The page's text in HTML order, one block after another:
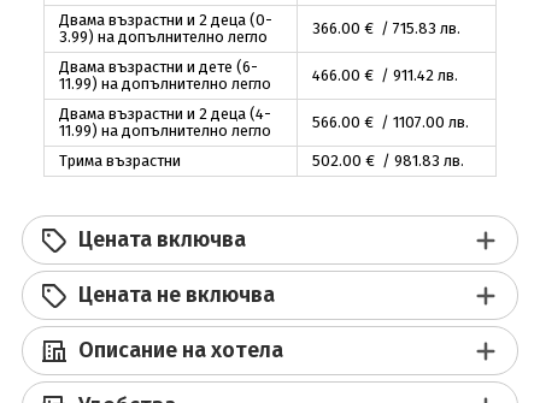
Двама възрастни и 2 деца (0-
3.99) на допълнително легло
366.00 € / 715.83 лв.
Двама възрастни и дете (6-
11.99) на допълнително легло
466.00 € / 911.42лв.
Двама възрастни и 2 деца (4-
11.99) на допълнително легло
566.00 € / 1107.00 лв.
Трима възрастни 502.00 € / 981.83 лв.
Цената включва
Цената не включва
Описание на хотела